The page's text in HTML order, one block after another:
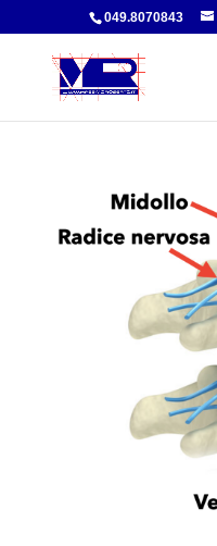
049.8070843